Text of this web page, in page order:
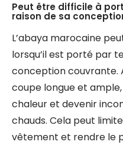
Peut être difficile à
raison de sa
L’abaya marocaine
lorsqu’il est porté par
conception couvrante.
coupe longue et
chaleur et devenir
chauds. Cela peut
vêtement et rendre le